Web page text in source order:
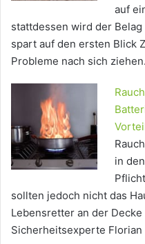
auf
stattdessen wird der
spart auf den ersten Blick
Probleme nach sich ziehen.
in
sollten jedoch nicht das
Lebensretter an der
Sicherheitsexperte Florian